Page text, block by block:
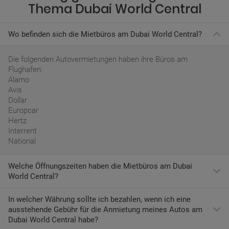
Thema Dubai World Central
Wo befinden sich die Mietbüros am Dubai World Central?
Die folgenden Autovermietungen haben ihre Büros am
Flughafen:
Alamo
Avis
Dollar
Europcar
Hertz
Interrent
National
Welche Öffnungszeiten haben die Mietbüros am Dubai
World Central?
Die gängigsten Zeiten für Mietwagenfirmen an diesem
Flughafen sind:
Sonntag: 07:30-23:59
In welcher Währung sollte ich bezahlen, wenn ich eine
ausstehende Gebühr für die Anmietung meines Autos am
Dubai World Central habe?